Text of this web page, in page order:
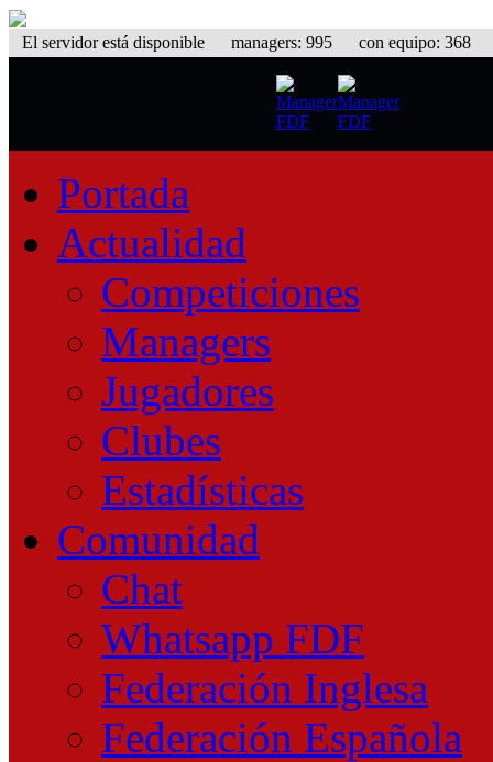
El servidor está disponible managers: 995 con equipo: 368
Portada
Actualidad
Competiciones
Managers
Jugadores
Clubes
Estadísticas
Comunidad
Chat
Whatsapp FDF
Federación Inglesa
Federación Española